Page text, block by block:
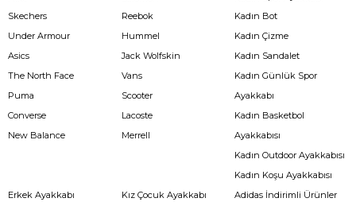
Skechers
Under Armour
Asics
The North Face
Puma
Converse
New Balance
Reebok
Hummel
Jack Wolfskin
Vans
Scooter
Lacoste
Merrell
Kadın Bot
Kadın Çizme
Kadın Sandalet
Kadın Günlük Spor
Ayakkabı
Kadın Basketbol
Ayakkabısı
Kadın Outdoor Ayakkabısı
Kadın Koşu Ayakkabısı
Erkek Ayakkabı
Kız Çocuk Ayakkabı
Adidas İndirimli Ürünler